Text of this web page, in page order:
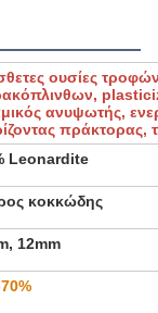
ουσίες
ανυψωτής,
πράκτορας,
Leonardite
κοκκώδης
12mm